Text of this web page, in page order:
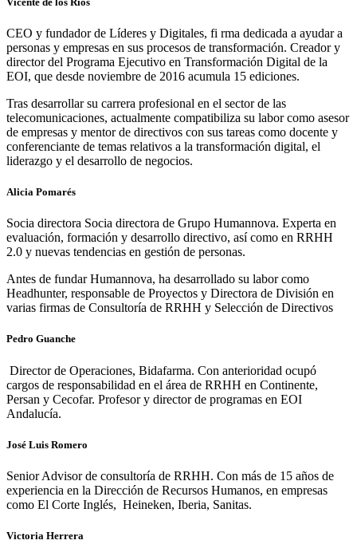
CEO y fundador de Líderes y Digitales, fi rma dedicada a ayudar a
personas y empresas en sus procesos de transformación. Creador y
director del Programa Ejecutivo en Transformación Digital de la
EOI, que desde noviembre de 2016 acumula 15 ediciones.
Tras desarrollar su carrera profesional en el sector de las
telecomunicaciones, actualmente compatibiliza su labor como asesor
de empresas y mentor de directivos con sus tareas como docente y
conferenciante de temas relativos a la transformación digital, el
liderazgo y el desarrollo de negocios.
Alicia Pomarés
Socia directora Socia directora de Grupo Humannova. Experta en
evaluación, formación y desarrollo directivo, así como en RRHH
2.0 y nuevas tendencias en gestión de personas.
Antes de fundar Humannova, ha desarrollado su labor como
Headhunter, responsable de Proyectos y Directora de División en
varias firmas de Consultoría de RRHH y Selección de Directivos
Pedro Guanche
Director de Operaciones, Bidafarma. Con anterioridad ocupó
cargos de responsabilidad en el área de RRHH en Continente,
Persan y Cecofar. Profesor y director de programas en EOI
Andalucía.
José Luis Romero
Senior Advisor de consultoría de RRHH. Con más de 15 años de
experiencia en la Dirección de Recursos Humanos, en empresas
como El Corte Inglés, Heineken, Iberia, Sanitas.
Victoria Herrera